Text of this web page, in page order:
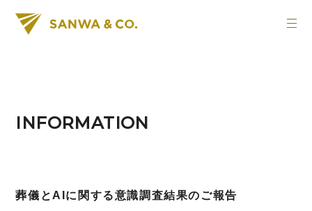
INFORMATION
葬儀とAIに関する意識調査結果のご報告